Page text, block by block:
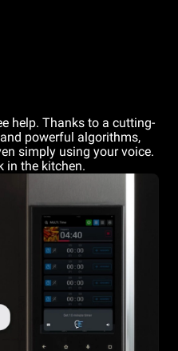
help. Thanks to a cutting-
powerful algorithms,
simply using your voice.
in the kitchen.